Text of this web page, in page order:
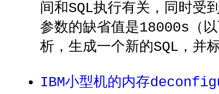
间和SQL执行有关，同
参数的缺省值是18000s（
析，生成一个新的SQL，并
IBM小型机的内存